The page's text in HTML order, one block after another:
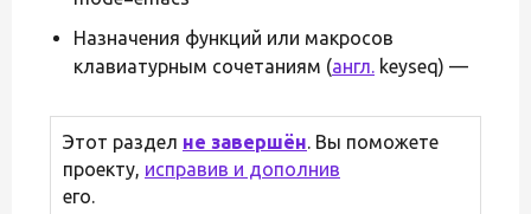
Назначения функций или макросов
клавиатурным сочетаниям (англ. keyseq) —
Этот раздел не завершён. Вы поможете
проекту, исправив и дополнив
его.